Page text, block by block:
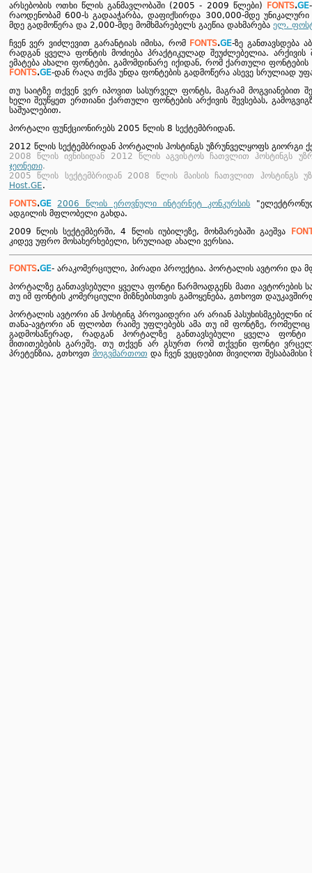
არსებობის ოთხი წლის განმავლობაში (2005 - 2009 წლები)
FONTS.GE
რაოდენობამ 600-ს გადააჭარბა, დაფიქსირდა 300,000-მდე
მდე გადმოწერა და 2,000-მდე მომხმარებელს გაეწია დახმარება ელ.
ჩვენ ვერ ვიძლევით გარანტიას იმისა, რომ FONTS.GE-ზე განთავსდება
რადგან ყველა ფონტის მოძიება პრაქტიკულად შეუძლებელია. არქივის
ემატება ახალი ფონტები. გამომდინარე იქიდან, რომ ქართული
FONTS.GE-დან რაღა თქმა უნდა ფონტების გადმოწერა ასევე სრულიად
თუ საიტზე თქვენ ვერ იპოვით სასურველ ფონტს, მაგრამ მოგვიანებით
ხელი შეუწყეთ ერთიანი ქართული ფონტების არქივის შევსებას,
საშუალებით.
პორტალი ფუნქციონირებს 2005 წლის 8 სექტემბრიდან.
2012 წლის სექტემბრიდან პორტალის ჰოსტინგს უზრუნველყოფს გიორგი
2008 წლის ივნისიდან 2012 წლის აგვისტოს ჩათვლით ჰოსტინგს
ჯეონეთი.
2005 წლის სექტემბრიდან 2008 წლის მაისის ჩათვლით ჰოსტინგს
Host.GE.
FONTS.GE 2006 წლის ეროვნული ინტერნეტ კონკურსის
ადგილის მფლობელი გახდა.
2009 წლის სექტემბერში, 4 წლის იუბილეზე, მოხმარებაში გაეშვა
კიდევ უფრო მოსახერხებელი, სრულიად ახალი ვერსია.
FONTS.GE- არაკომერციული, პირადი პროექტია. პორტალის ავტორი და
პორტალზე განთავსებული ყველა ფონტი წარმოადგენს მათი ავტორების
თუ იმ ფონტის კომერციული მიზნებისთვის გამოყენება, გთხოვთ
პორტალის ავტორი ან ჰოსტინგ პროვაიდერი არ არიან პასუხისმგებელნი
თანა-ავტორი ან ფლობთ რაიმე უფლებებს ამა თუ იმ ფონტზე, რომელიც
გადმოსაწერად, რადგან პორტალზე განთავსებული ყველა ფონტი
მითითებების გარეშე. თუ თქვენ არ გსურთ რომ თქვენი ფონტი
პრეტენზია, გთხოვთ მოგვმართოთ და ჩვენ ვეცდებით მივიღოთ შესაბამისი